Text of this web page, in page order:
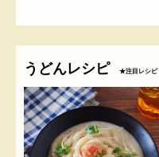
うどんレシピ ★注目レシピ